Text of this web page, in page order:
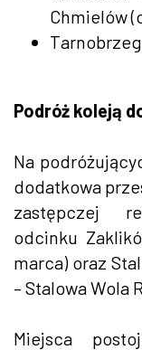
Chmielów
Podróż koleją
Na
dodatkowa
zastępczej
odcinku
marca) oraz
– Stalowa Wola
Miejsca